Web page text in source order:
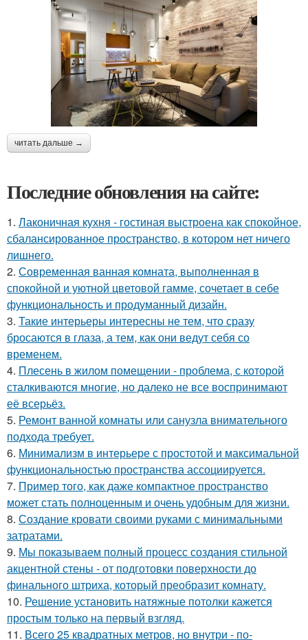
читать дальше →
Последние обновления на сайте:
1. Лаконичная кухня - гостиная выстроена как спокойное,
сбалансированное пространство, в котором нет ничего
лишнего.
2. Современная ванная комната, выполненная в
спокойной и уютной цветовой гамме, сочетает в себе
функциональность и продуманный дизайн.
3. Такие интерьеры интересны не тем, что сразу
бросаются в глаза, а тем, как они ведут себя со
временем.
4. Плесень в жилом помещении - проблема, с которой
сталкиваются многие, но далеко не все воспринимают
её всерьёз.
5. Ремонт ванной комнаты или санузла внимательного
подхода требует.
6. Минимализм в интерьере с простотой и максимальной
функциональностью пространства ассоциируется.
7. Пример того, как даже компактное пространство
может стать полноценным и очень удобным для жизни.
8. Создание кровати своими руками с минимальными
затратами.
9. Мы показываем полный процесс создания стильной
акцентной стены - от подготовки поверхности до
финального штриха, который преобразит комнату.
10. Решение установить натяжные потолки кажется
простым только на первый взгляд.
11. Всего 25 квадратных метров, но внутри - по-